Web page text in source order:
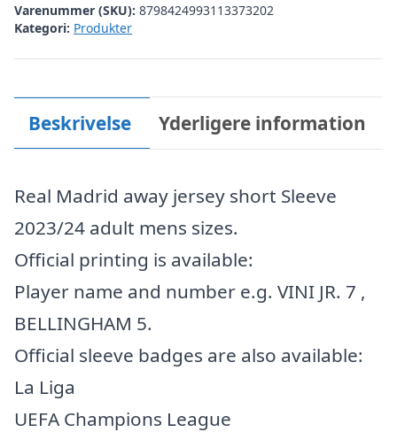
Varenummer (SKU): 8798424993113373202
Kategori: Produkter
Beskrivelse Yderligere information
Real Madrid away jersey short Sleeve
2023/24 adult mens sizes.
Official printing is available:
Player name and number e.g. VINI JR. 7 ,
BELLINGHAM 5.
Official sleeve badges are also available:
La Liga
UEFA Champions League